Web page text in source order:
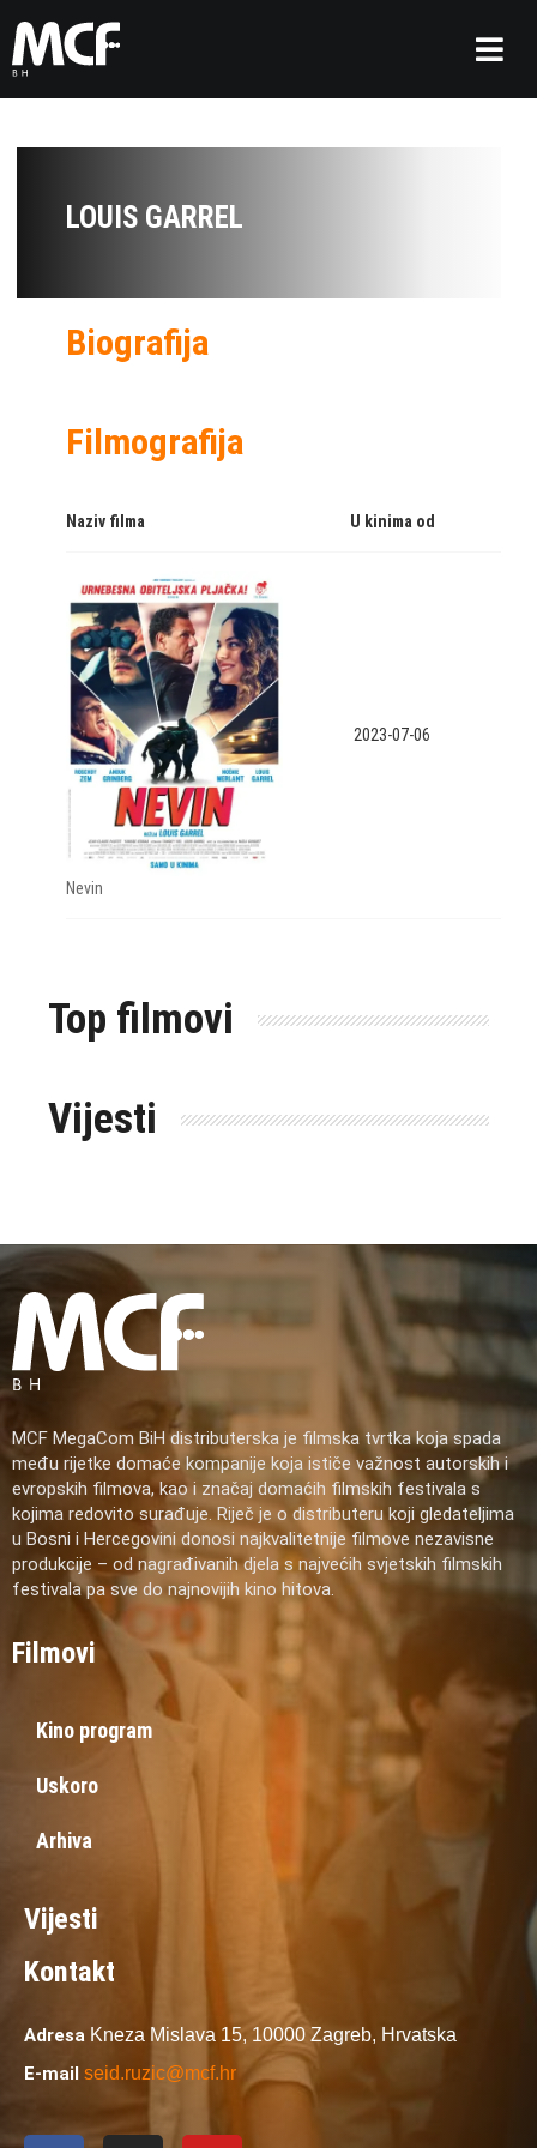
LOUIS GARREL
Biografija
Filmografija
Naziv filma U kinima od
Nevin
2023-07-06
Top filmovi
Vijesti
MCF MegaCom BiH distributerska je filmska tvrtka koja spada
među rijetke domaće kompanije koja ističe važnost autorskih i
evropskih filmova, kao i značaj domaćih filmskih festivala s
kojima redovito surađuje. Riječ je o distributeru koji gledateljima
u Bosni i Hercegovini donosi najkvalitetnije filmove nezavisne
produkcije – od nagrađivanih djela s najvećih svjetskih filmskih
festivala pa sve do najnovijih kino hitova.
Filmovi
Kino program
Uskoro
Arhiva
Vijesti
Kontakt
Adresa Kneza Mislava 15, 10000 Zagreb, Hrvatska
E-mail seid.ruzic@mcf.hr